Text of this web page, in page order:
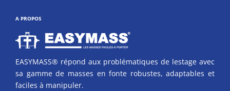
A PROPOS
EASYMASS® répond aux problématiques de lestage avec
sa gamme de masses en fonte robustes, adaptables et
faciles à manipuler.